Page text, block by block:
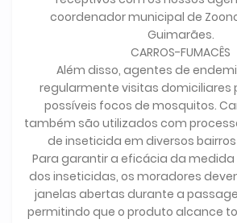
coordenador municipal de
Guimarães.
CARROS-FUMACÊS
Além disso, agentes de
regularmente visitas domiciliares
possíveis focos de mosquitos.
também são utilizados com
de inseticida em diversos
Para garantir a eficácia da
dos inseticidas, os moradores
janelas abertas durante a
permitindo que o produto alcance